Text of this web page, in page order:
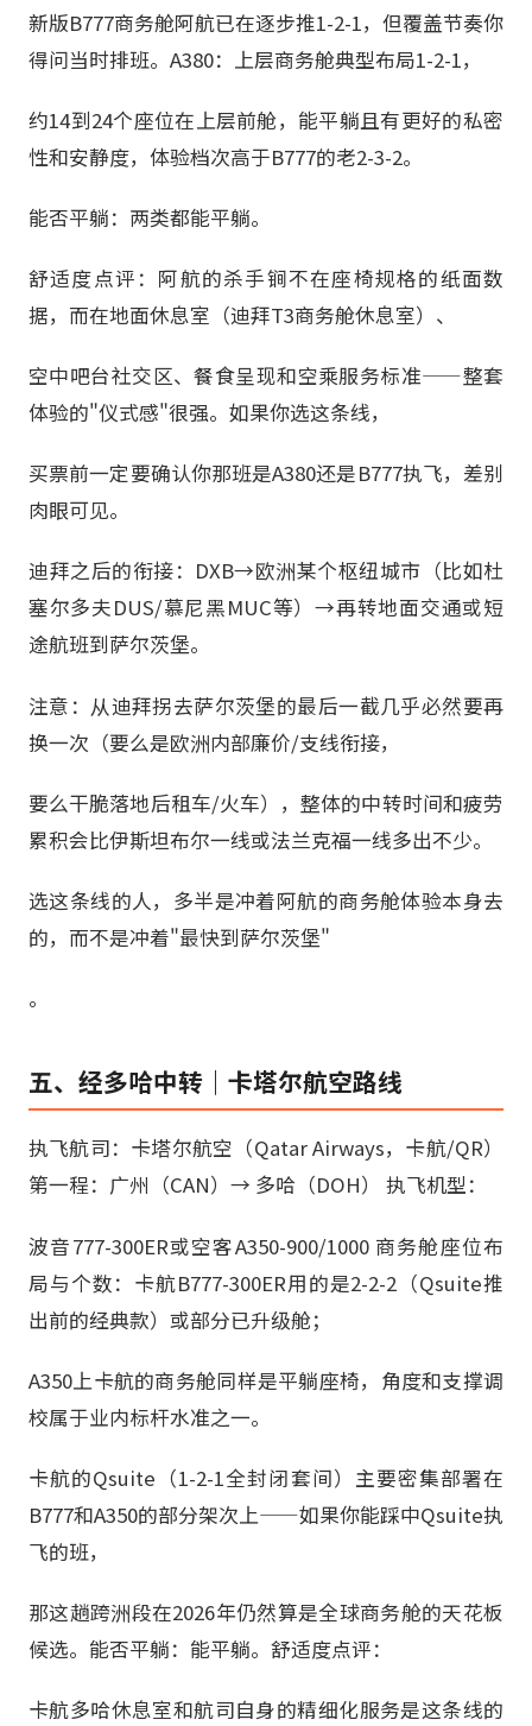
新版B777商务舱阿航已在逐步推1-2-1，但覆盖节奏你
得问当时排班。A380：上层商务舱典型布局1-2-1，
约14到24个座位在上层前舱，能平躺且有更好的私密
性和安静度，体验档次高于B777的老2-3-2。
能否平躺：两类都能平躺。
舒适度点评：阿航的杀手锏不在座椅规格的纸面数
据，而在地面休息室（迪拜T3商务舱休息室）、
空中吧台社交区、餐食呈现和空乘服务标准——整套
体验的"仪式感"很强。如果你选这条线，
买票前一定要确认你那班是A380还是B777执飞，差别
肉眼可见。
迪拜之后的衔接：DXB→欧洲某个枢纽城市（比如杜
塞尔多夫DUS/慕尼黑MUC等）→再转地面交通或短
途航班到萨尔茨堡。
注意：从迪拜拐去萨尔茨堡的最后一截几乎必然要再
换一次（要么是欧洲内部廉价/支线衔接，
要么干脆落地后租车/火车），整体的中转时间和疲劳
累积会比伊斯坦布尔一线或法兰克福一线多出不少。
选这条线的人，多半是冲着阿航的商务舱体验本身去
的，而不是冲着"最快到萨尔茨堡"
。
五、经多哈中转｜卡塔尔航空路线
执飞航司：卡塔尔航空（Qatar Airways，卡航/QR）
第一程：广州（CAN）→ 多哈（DOH） 执飞机型：
波音777-300ER或空客A350-900/1000 商务舱座位布
局与个数：卡航B777-300ER用的是2-2-2（Qsuite推
出前的经典款）或部分已升级舱；
A350上卡航的商务舱同样是平躺座椅，角度和支撑调
校属于业内标杆水准之一。
卡航的Qsuite（1-2-1全封闭套间）主要密集部署在
B777和A350的部分架次上——如果你能踩中Qsuite执
飞的班，
那这趟跨洲段在2026年仍然算是全球商务舱的天花板
候选。能否平躺：能平躺。舒适度点评：
卡航多哈休息室和航司自身的精细化服务是这条线的